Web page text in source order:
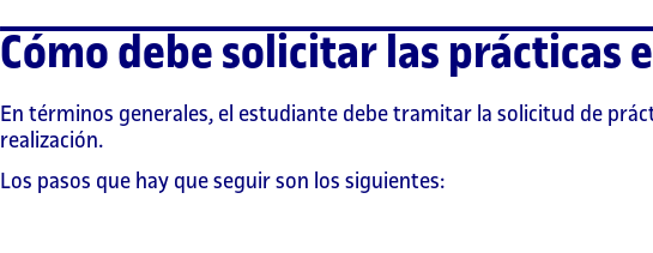
Cómo debe solicitar las prácticas
En términos generales, el estudiante debe tramitar la solicitud de
realización.
Los pasos que hay que seguir son los siguientes: